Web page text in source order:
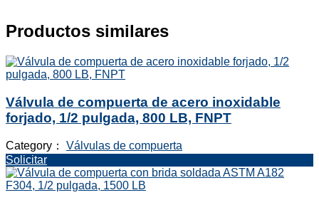
Productos similares
Válvula de compuerta de acero inoxidable
forjado, 1/2 pulgada, 800 LB, FNPT
Category： Válvulas de compuerta
Solicitar